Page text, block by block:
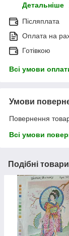
Детальніше
Післяплата
Оплата на
Готівкою
Всі умови
Умови
Повернення
Всі умови
Подібні